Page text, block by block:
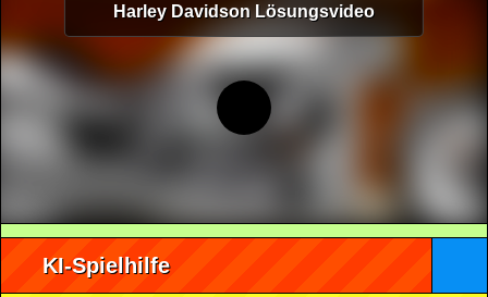
Harley Davidson Lösungsvideo
KI-Spielhilfe